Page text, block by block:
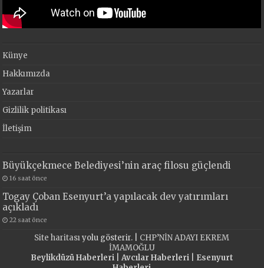
Künye
Hakkımızda
Yazarlar
Gizlilik politikası
İletişim
Büyükçekmece Belediyesi’nin araç filosu güçlendi
16 saat önce
Togay Çoban Esenyurt’a yapılacak dev yatırımları
açıkladı
22 saat önce
Site haritasıyolu gösterir. | CHP’NİN ADAYI EKREM
İMAMOĞLU
Beylikdüzü Haberleri| Avcılar Haberleri| Esenyurt